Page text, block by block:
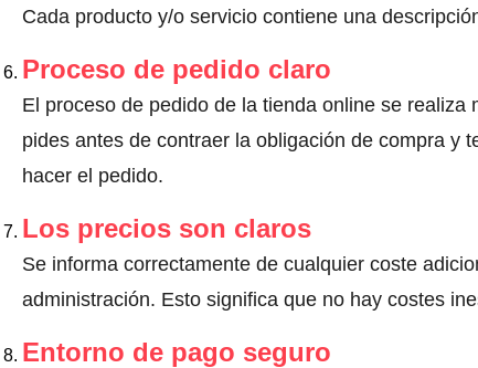
Cada producto y/o servicio contiene una
Proceso de pedido claro
El proceso de pedido de la tienda online se
pides antes de contraer la obligación de compra y
hacer el pedido.
Los precios son claros
Se informa correctamente de cualquier coste
administración. Esto significa que no hay costes
Entorno de pago seguro